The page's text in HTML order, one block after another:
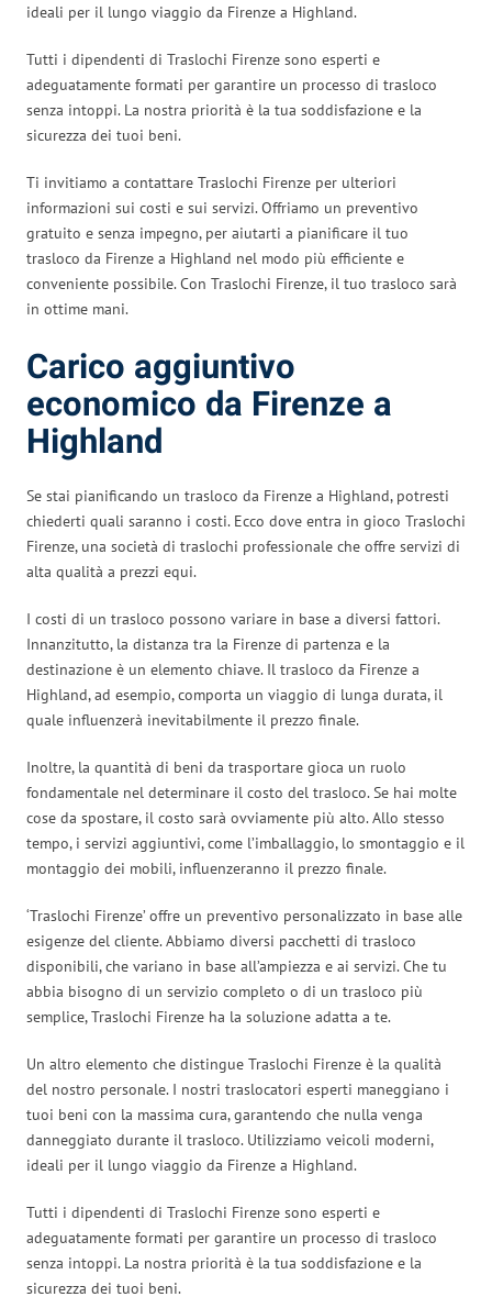
ideali per il lungo viaggio da Firenze a Highland.
Tutti i dipendenti di Traslochi Firenze sono esperti e
adeguatamente formati per garantire un processo di trasloco
senza intoppi. La nostra priorità è la tua soddisfazione e la
sicurezza dei tuoi beni.
Ti invitiamo a contattare Traslochi Firenze per ulteriori
informazioni sui costi e sui servizi. Offriamo un preventivo
gratuito e senza impegno, per aiutarti a pianificare il tuo
trasloco da Firenze a Highland nel modo più efficiente e
conveniente possibile. Con Traslochi Firenze, il tuo trasloco sarà
in ottime mani.
Carico aggiuntivo
economico da Firenze a
Highland
Se stai pianificando un trasloco da Firenze a Highland, potresti
chiederti quali saranno i costi. Ecco dove entra in gioco Traslochi
Firenze, una società di traslochi professionale che offre servizi di
alta qualità a prezzi equi.
I costi di un trasloco possono variare in base a diversi fattori.
Innanzitutto, la distanza tra la Firenze di partenza e la
destinazione è un elemento chiave. Il trasloco da Firenze a
Highland, ad esempio, comporta un viaggio di lunga durata, il
quale influenzerà inevitabilmente il prezzo finale.
Inoltre, la quantità di beni da trasportare gioca un ruolo
fondamentale nel determinare il costo del trasloco. Se hai molte
cose da spostare, il costo sarà ovviamente più alto. Allo stesso
tempo, i servizi aggiuntivi, come l’imballaggio, lo smontaggio e il
montaggio dei mobili, influenzeranno il prezzo finale.
‘Traslochi Firenze’ offre un preventivo personalizzato in base alle
esigenze del cliente. Abbiamo diversi pacchetti di trasloco
disponibili, che variano in base all’ampiezza e ai servizi. Che tu
abbia bisogno di un servizio completo o di un trasloco più
semplice, Traslochi Firenze ha la soluzione adatta a te.
Un altro elemento che distingue Traslochi Firenze è la qualità
del nostro personale. I nostri traslocatori esperti maneggiano i
tuoi beni con la massima cura, garantendo che nulla venga
danneggiato durante il trasloco. Utilizziamo veicoli moderni,
ideali per il lungo viaggio da Firenze a Highland.
Tutti i dipendenti di Traslochi Firenze sono esperti e
adeguatamente formati per garantire un processo di trasloco
senza intoppi. La nostra priorità è la tua soddisfazione e la
sicurezza dei tuoi beni.